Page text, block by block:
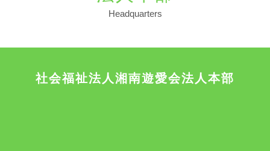
Headquarters
社会福祉法人湘南遊愛会法人本部